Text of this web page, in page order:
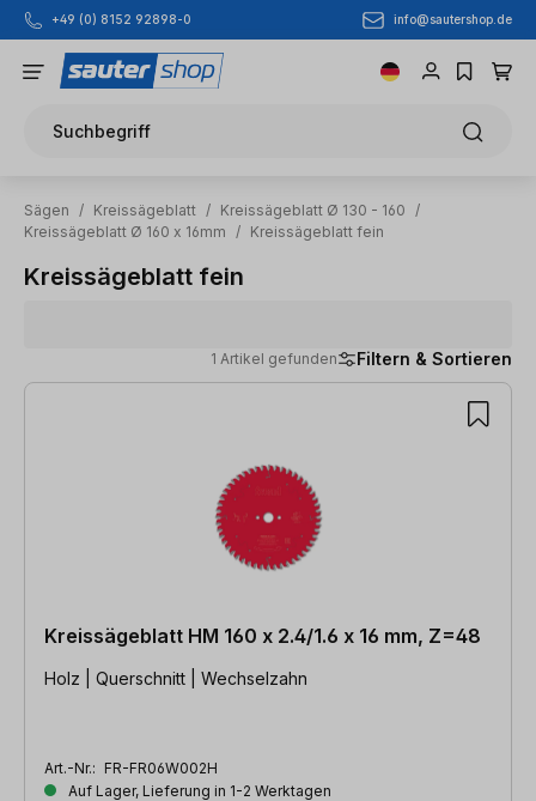
Zum Hauptinhalt springen
+49 (0) 8152 92898-0 info@sautershop.de
Suchbegriff
Sägen / Kreissägeblatt / Kreissägeblatt Ø 130 - 160
/
Kreissägeblatt Ø 160 x 16mm
/ Kreissägeblatt fein
Kreissägeblatt fein
1 Artikel gefunden Filtern & Sortieren
1 Artikel gefunden
Kreissägeblatt HM 160 x 2.4/1.6 x 16 mm, Z=48
Holz | Querschnitt | Wechselzahn
Art.-Nr.: FR-FR06W002H
Auf Lager, Lieferung in 1-2 Werktagen